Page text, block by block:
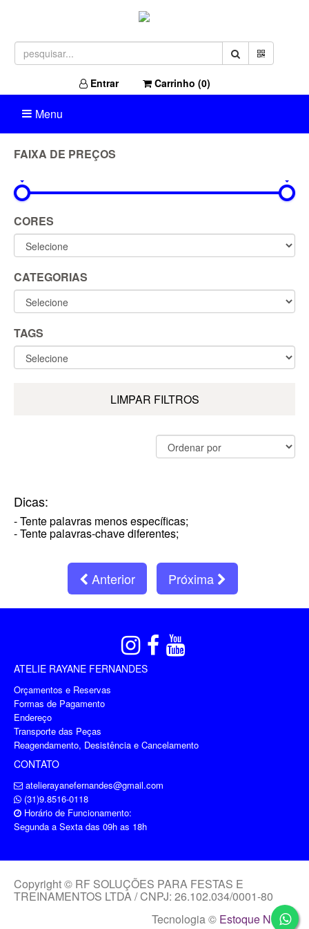
Entrar Carrinho (0)
Menu
FAIXA DE PREÇOS
CORES
CATEGORIAS
TAGS
LIMPAR FILTROS
Dicas:
- Tente palavras menos específicas;
- Tente palavras-chave diferentes;
Anterior Próxima
ATELIE RAYANE FERNANDES
Orçamentos e Reservas
Formas de Pagamento
Endereço
Transporte das Peças
Reagendamento, Desistência e Cancelamento
CONTATO
atelierayanefernandes@gmail.com
(31)9.8516-0118
Horário de Funcionamento:
Segunda a Sexta das 09h as 18h
Copyright © RF SOLUÇÕES PARA FESTAS E
TREINAMENTOS LTDA / CNPJ: 26.102.034/0001-80
Tecnologia © Estoque NOW.